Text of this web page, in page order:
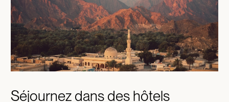
Séjournez dans des hôtels